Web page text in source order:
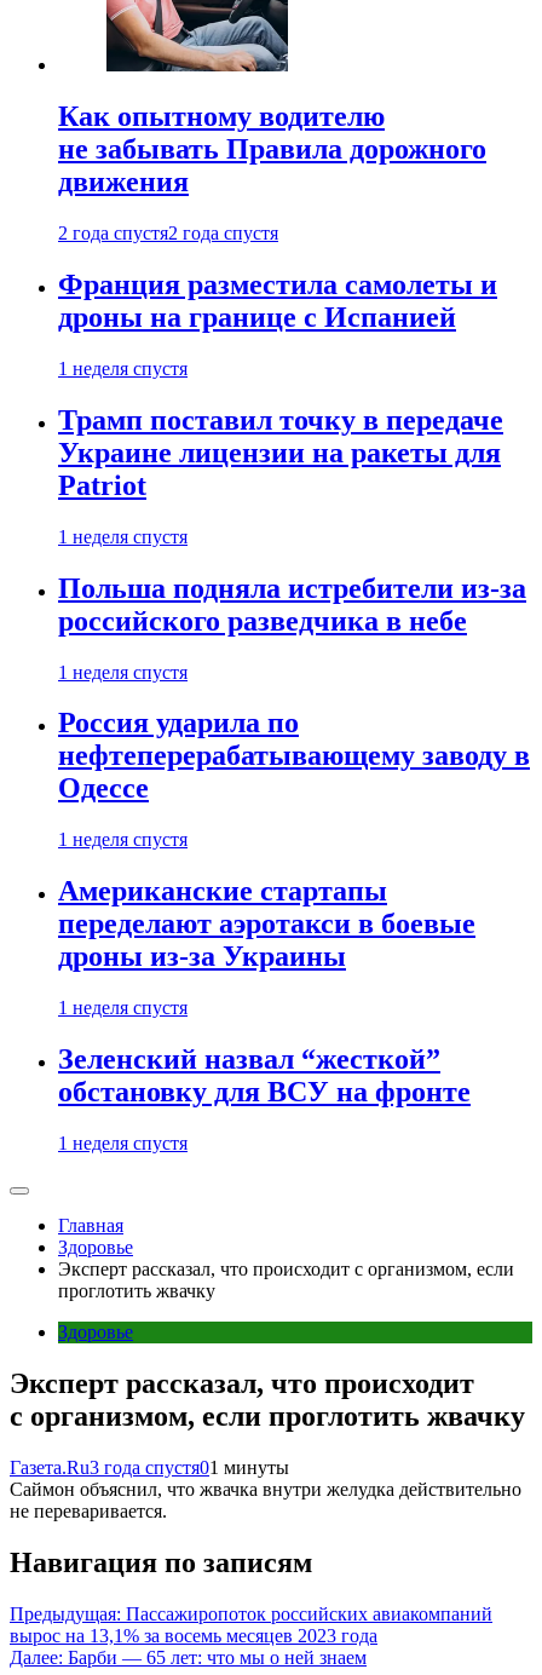
Как опытному водителю
не забывать Правила дорожного
движения
2 года спустя2 года спустя
Франция разместила самолеты и
дроны на границе с Испанией
1 неделя спустя
Трамп поставил точку в передаче
Украине лицензии на ракеты для
Patriot
1 неделя спустя
Польша подняла истребители из-за
российского разведчика в небе
1 неделя спустя
Россия ударила по
нефтеперерабатывающему заводу в
Одессе
1 неделя спустя
Американские стартапы
переделают аэротакси в боевые
дроны из-за Украины
1 неделя спустя
Зеленский назвал “жесткой”
обстановку для ВСУ на фронте
1 неделя спустя
Главная
Здоровье
Эксперт рассказал, что происходит с организмом, если
проглотить жвачку
Здоровье
Эксперт рассказал, что происходит
с организмом, если проглотить жвачку
Газета.Ru3 года спустя01 минуты
Саймон объяснил, что жвачка внутри желудка действительно
не переваривается.
Навигация по записям
Предыдущая: Пассажиропоток российских авиакомпаний
вырос на 13,1% за восемь месяцев 2023 года
Далее: Барби — 65 лет: что мы о ней знаем